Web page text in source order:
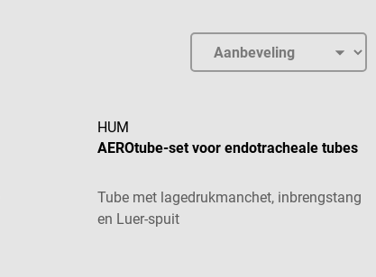
HUM
AEROtube-set voor endotracheale tubes
Tube met lagedrukmanchet, inbrengstang
en Luer-spuit